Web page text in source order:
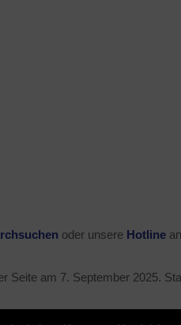
oder unsere Hotline
Seite am 7. September 2025.